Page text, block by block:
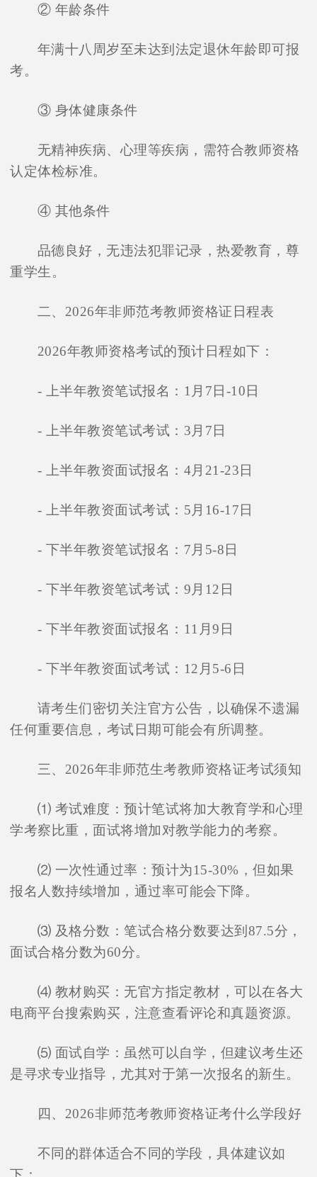
② 年龄条件
年满十八周岁至未达到法定退休年龄即可报
考。
③ 身体健康条件
无精神疾病、心理等疾病，需符合教师资格
认定体检标准。
④ 其他条件
品德良好，无违法犯罪记录，热爱教育，尊
重学生。
二、2026年非师范考教师资格证日程表
2026年教师资格考试的预计日程如下：
- 上半年教资笔试报名：1月7日-10日
- 上半年教资笔试考试：3月7日
- 上半年教资面试报名：4月21-23日
- 上半年教资面试考试：5月16-17日
- 下半年教资笔试报名：7月5-8日
- 下半年教资笔试考试：9月12日
- 下半年教资面试报名：11月9日
- 下半年教资面试考试：12月5-6日
请考生们密切关注官方公告，以确保不遗漏
任何重要信息，考试日期可能会有所调整。
三、2026年非师范生考教师资格证考试须知
⑴ 考试难度：预计笔试将加大教育学和心理
学考察比重，面试将增加对教学能力的考察。
⑵ 一次性通过率：预计为15-30%，但如果
报名人数持续增加，通过率可能会下降。
⑶ 及格分数：笔试合格分数要达到87.5分，
面试合格分数为60分。
⑷ 教材购买：无官方指定教材，可以在各大
电商平台搜索购买，注意查看评论和真题资源。
⑸ 面试自学：虽然可以自学，但建议考生还
是寻求专业指导，尤其对于第一次报名的新生。
四、2026非师范考教师资格证考什么学段好
不同的群体适合不同的学段，具体建议如